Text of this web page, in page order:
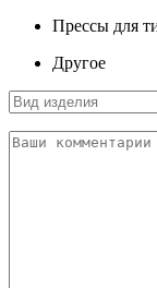
Прессы для
Другое